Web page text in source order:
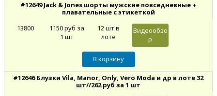
#12649 Jack & Jones шорты мужские повседневные +
плавательные с этикеткой
13800
1150 руб за
1 шт
12 шт в
лоте
Видеообзо
р
#12646 Блузки Vila, Manor, Only, Vero Moda и др в лоте 32
шт//262 руб за 1 шт